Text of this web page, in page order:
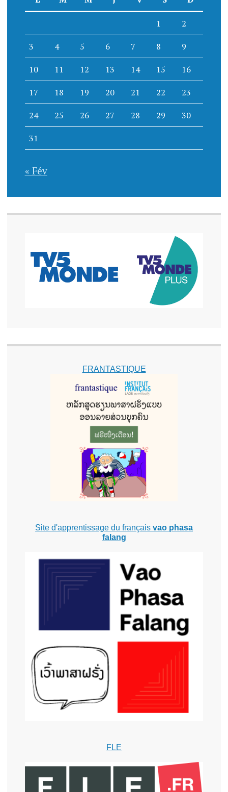
1 2
3 4 5 6 7 8 9
10 11 12 13 14 15 16
17 18 19 20 21 22 23
24 25 26 27 28 29 30
31
« Fév
FRANTASTIQUE
Site d'apprentissage du français vao phasa
falang
FLE